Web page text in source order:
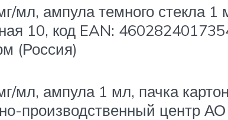
мл, ампула темного стекла 1
10, код EAN:
(Россия)
мл, ампула 1 мл, пачка
центр АО